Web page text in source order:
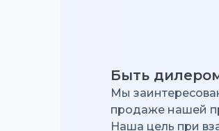
Быть
Мы
продаже нашей
Наша цель при